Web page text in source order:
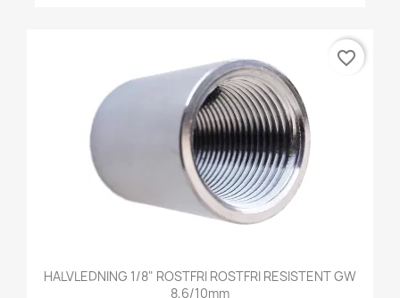
HALVLEDNING 1/8" ROSTFRI ROSTFRI RESISTENT GW
8,6/10mm
favorite_border